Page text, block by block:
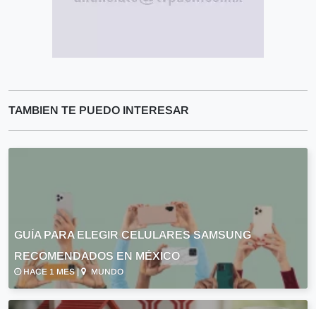
TAMBIEN TE PUEDO INTERESAR
GUÍA PARA ELEGIR CELULARES SAMSUNG
RECOMENDADOS EN MÉXICO
HACE 1 MES | MUNDO